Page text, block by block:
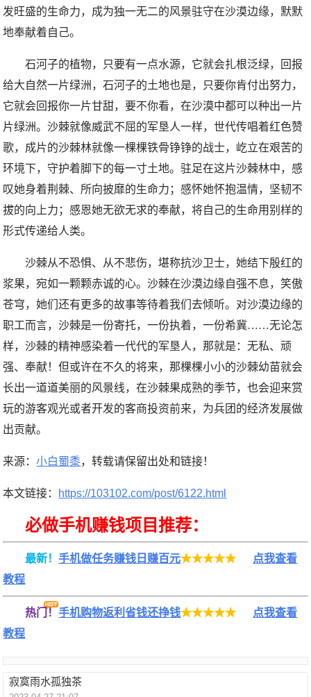
发旺盛的生命力，成为独一无二的风景驻守在沙漠边缘，默默
地奉献着自己。
石河子的植物，只要有一点水源，它就会扎根泛绿，回报
给大自然一片绿洲，石河子的土地也是，只要你肯付出努力，
它就会回报你一片甘甜，要不你看，在沙漠中都可以种出一片
片绿洲。沙棘就像威武不屈的军垦人一样，世代传唱着红色赞
歌，成片的沙棘林就像一棵棵铁骨铮铮的战士，屹立在艰苦的
环境下，守护着脚下的每一寸土地。驻足在这片沙棘林中，感
叹她身着荆棘、所向披靡的生命力；感怀她怀抱温情，坚韧不
拔的向上力；感恩她无欲无求的奉献，将自己的生命用别样的
形式传递给人类。
沙棘从不恐惧、从不悲伤，堪称抗沙卫士，她结下殷红的
浆果，宛如一颗颗赤诚的心。沙棘在沙漠边缘自强不息，笑傲
苍穹，她们还有更多的故事等待着我们去倾听。对沙漠边缘的
职工而言，沙棘是一份寄托，一份执着，一份希冀……无论怎
样，沙棘的精神感染着一代代的军垦人，那就是：无私、顽
强、奉献！但或许在不久的将来，那棵棵小小的沙棘幼苗就会
长出一道道美丽的风景线，在沙棘果成熟的季节，也会迎来赏
玩的游客观光或者开发的客商投资前来，为兵团的经济发展做
出贡献。
来源：小白蜀黍，转载请保留出处和链接！
本文链接： https://103102.com/post/6122.html
必做手机赚钱项目推荐：
最新！手机做任务赚钱日赚百元★★★★★
点我查看
教程
热门！手机购物返利省钱还挣钱★★★★★
点我查看
教程
寂寞雨水孤独茶